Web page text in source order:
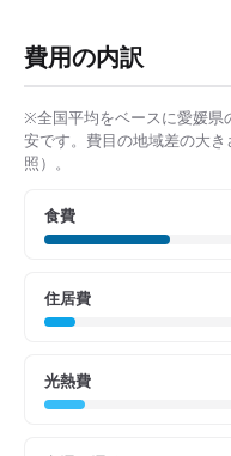
費用の内訳
※全国平均をベースに愛媛県
安です。費目の地域差の大
照）。
食費
住居費
光熱費